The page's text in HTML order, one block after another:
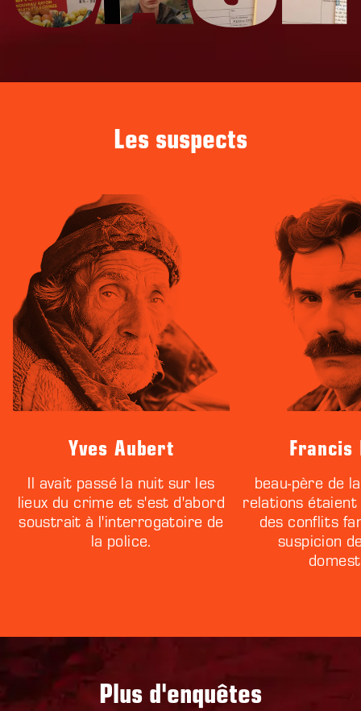
Les suspects
Yves Aubert
Il avait passé la nuit sur les
lieux du crime et s'est d'abord
soustrait à l'interrogatoire de
la police.
Francis
beau-père de
relations
des conflits
suspicion
Plus d'enquêtes